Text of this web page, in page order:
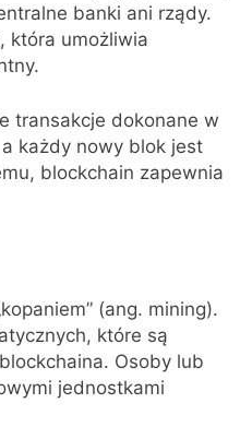
banki ani rządy.
która umożliwia
transakcje dokonane w
każdy nowy blok jest
blockchain zapewnia
(ang. mining).
które są
Osoby lub
jednostkami